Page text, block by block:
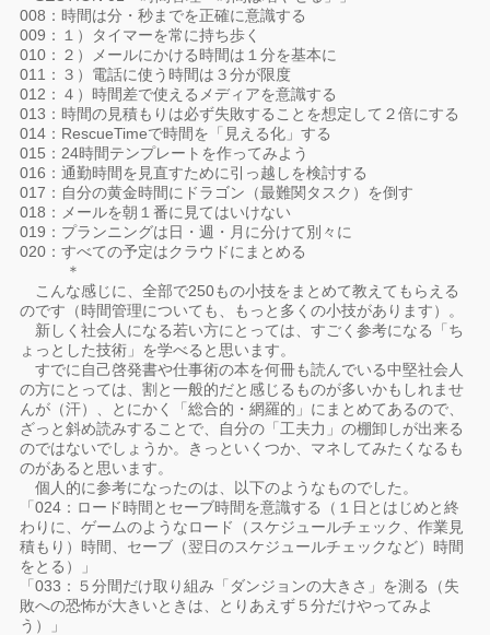
008：時間は分・秒までを正確に意識する
009：１）タイマーを常に持ち歩く
010：２）メールにかける時間は１分を基本に
011：３）電話に使う時間は３分が限度
012：４）時間差で使えるメディアを意識する
013：時間の見積もりは必ず失敗することを想定して２倍にする
014：RescueTimeで時間を「見える化」する
015：24時間テンプレートを作ってみよう
016：通勤時間を見直すために引っ越しを検討する
017：自分の黄金時間にドラゴン（最難関タスク）を倒す
018：メールを朝１番に見てはいけない
019：プランニングは日・週・月に分けて別々に
020：すべての予定はクラウドにまとめる
＊
こんな感じに、全部で250もの小技をまとめて教えてもらえる
のです（時間管理についても、もっと多くの小技があります）。
新しく社会人になる若い方にとっては、すごく参考になる「ち
ょっとした技術」を学べると思います。
すでに自己啓発書や仕事術の本を何冊も読んでいる中堅社会人
の方にとっては、割と一般的だと感じるものが多いかもしれませ
んが（汗）、とにかく「総合的・網羅的」にまとめてあるので、
ざっと斜め読みすることで、自分の「工夫力」の棚卸しが出来る
のではないでしょうか。きっといくつか、マネしてみたくなるも
のがあると思います。
個人的に参考になったのは、以下のようなものでした。
「024：ロード時間とセーブ時間を意識する（１日とはじめと終
わりに、ゲームのようなロード（スケジュールチェック、作業見
積もり）時間、セーブ（翌日のスケジュールチェックなど）時間
をとる）」
「033：５分間だけ取り組み「ダンジョンの大きさ」を測る（失
敗への恐怖が大きいときは、とりあえず５分だけやってみよ
う）」